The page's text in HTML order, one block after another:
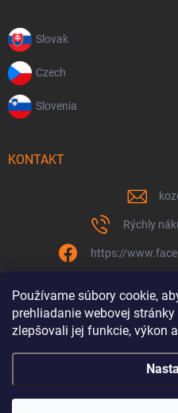
Používame súbory cookie,
prehliadanie webovej
zlepšovali jej funkcie, výkon
Slovak
Czech
Slovenia
KONTAKT
Rýchly
https://
Spolu to